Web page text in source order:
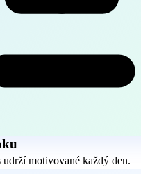
udrží motivované každý den.